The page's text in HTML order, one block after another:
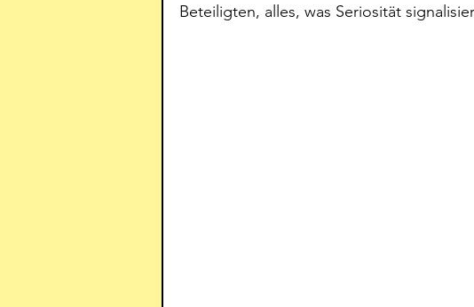
Beteiligten, alles, was Seriosität